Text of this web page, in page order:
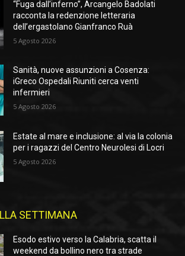
“Fuga dall’inferno”, Arcangelo Badolati
racconta la redenzione letteraria
dell’ergastolano Gianfranco Ruà
5 Agosto 2026
Sanità, nuove assunzioni a Cosenza:
iGreco Ospedali Riuniti cerca venti
infermieri
5 Agosto 2026
Estate al mare e inclusione: al via la colonia
per i ragazzi del Centro Neurolesi di Locri
5 Agosto 2026
SETTIMANA
Esodo estivo verso la Calabria, scatta il
weekend da bollino nero tra strade